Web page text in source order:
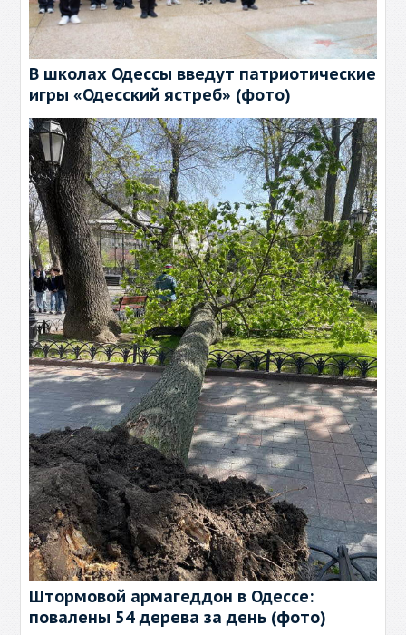
В школах Одессы введут патриотические
игры «Одесский ястреб» (фото)
Штормовой армагеддон в Одессе:
повалены 54 дерева за день (фото)